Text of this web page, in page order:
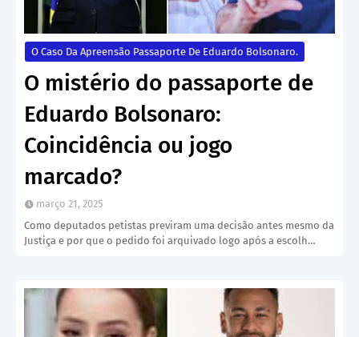
O Caso Da Apreensão Passaporte De Eduardo Bolsonaro.
O mistério do passaporte de
Eduardo Bolsonaro:
Coincidência ou jogo
marcado?
março 21, 2025
Como deputados petistas previram uma decisão antes mesmo da
Justiça e por que o pedido foi arquivado logo após a escolh…